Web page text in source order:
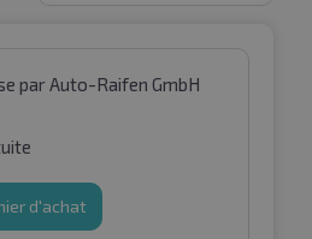
par Auto-Raifen GmbH
d'achat